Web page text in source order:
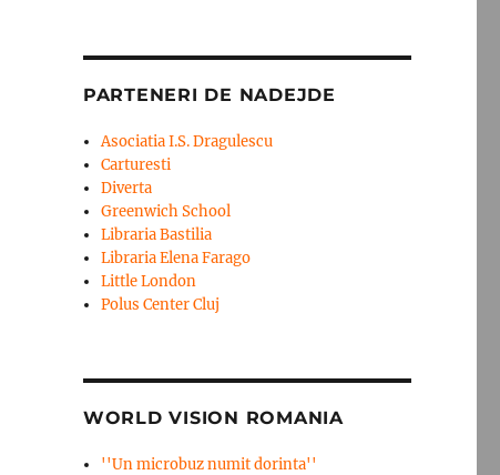
PARTENERI DE NADEJDE
Asociatia I.S. Dragulescu
Carturesti
Diverta
Greenwich School
Libraria Bastilia
Libraria Elena Farago
Little London
Polus Center Cluj
WORLD VISION ROMANIA
''Un microbuz numit dorinta''